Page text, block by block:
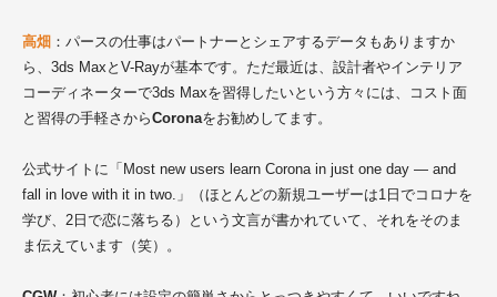
高畑 ：パースの仕事はパートナーとシェアするデータもありますか
ら、3ds MaxとV-Rayが基本です。ただ最近は、設計者やインテリア
コーディネーターで3ds Maxを習得したいという方々には、コスト面
と習得の手軽さからCoronaをお勧めしてます。
公式サイトに「Most new users learn Corona in just one day — and
fall in love with it in two.」（ほとんどの新規ユーザーは1日でコロナを
学び、2日で恋に落ちる）という文言が書かれていて、それをそのま
ま伝えています（笑）。